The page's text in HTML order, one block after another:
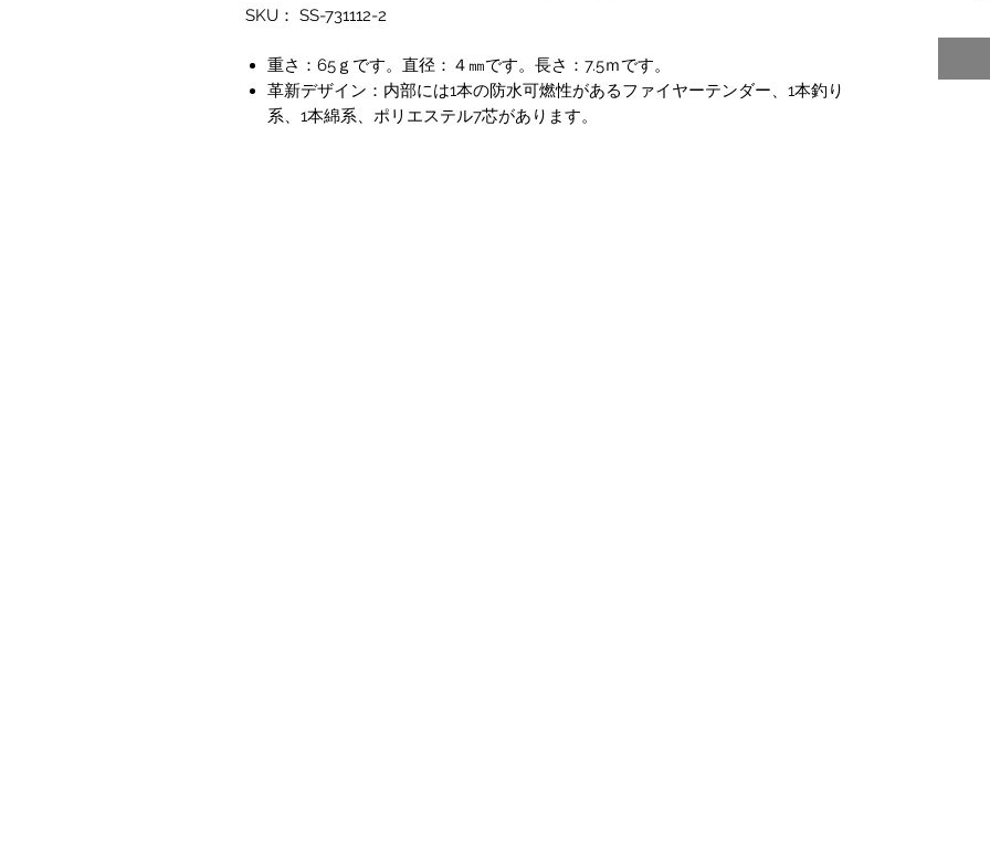
SKU： SS-731112-2
重さ：65ｇです。直径：４㎜です。長さ：7.5ｍです。
革新デザイン：内部には1本の防水可燃性があるファイヤーテンダー、1本釣り
系、1本綿系、ポリエステル7芯があります。